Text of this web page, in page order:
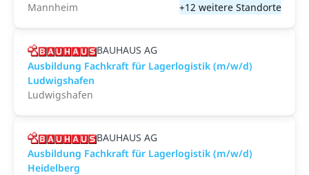
Mannheim
+12 weitere Standorte
BAUHAUS AG
Ausbildung Fachkraft für Lagerlogistik (m/w/d)
Ludwigshafen
Ludwigshafen
BAUHAUS AG
Ausbildung Fachkraft für Lagerlogistik (m/w/d)
Heidelberg